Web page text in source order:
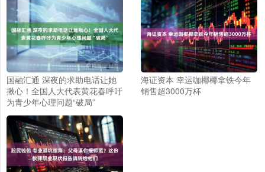
国融汇通 深夜的求助电话让她
揪心！全国人大代表黄花春呼吁
为青少年心理问题“破局”
海证资本 幸运咖椰椰拿铁今年
销售超3000万杯